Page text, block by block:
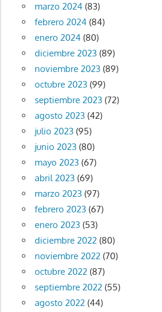
marzo 2024(83)
febrero 2024(84)
enero 2024(80)
diciembre 2023(89)
noviembre 2023(89)
octubre 2023(99)
septiembre 2023(72)
agosto 2023(42)
julio 2023(95)
junio 2023(80)
mayo 2023(67)
abril 2023(69)
marzo 2023(97)
febrero 2023(67)
enero 2023(53)
diciembre 2022(80)
noviembre 2022(70)
octubre 2022(87)
septiembre 2022(55)
agosto 2022(44)